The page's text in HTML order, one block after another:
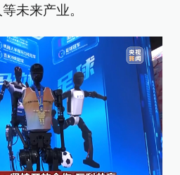
未来产业。